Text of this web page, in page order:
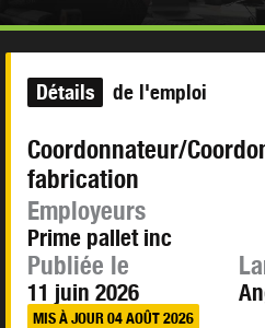
Détails de l'emploi
Coordonnateur/
fabrication
Employeurs
Prime pallet inc
Publiée le
11 juin 2026
MIS À JOUR 04 AOÛT 2026